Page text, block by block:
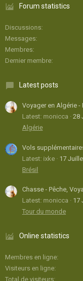
Forum statistics
Discussions
Messages
Membres
Dernier membre
Latest posts
Voyager en Algérie -
Latest: monicca
28
Algérie
Vols
Latest: ixke
17
Brésil
Chasse - Pêche,
Latest: monicca
17
Tour du monde
Online statistics
Membres en ligne
Visiteurs en ligne
Total de visiteurs